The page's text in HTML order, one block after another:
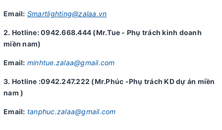
Email: Smartlighting@zalaa.vn
2. Hotline: 0942.668.444 (Mr.Tue - Phụ trách kinh doanh
miền nam)
Email: minhtue.zalaa@gmail.com
3. Hotline :0942.247.222 (Mr.Phúc -Phụ trách KD dự án miền
nam )
Email: tanphuc.zalaa@gmail.com